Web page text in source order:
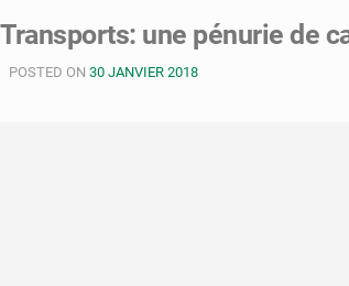
Transports: une pénurie de
POSTED ON 30 JANVIER 2018